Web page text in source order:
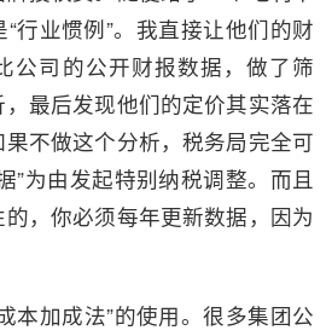
行业惯例”。我直接让他们的财
公司的公开财报数据，做了筛
最后发现他们的定价其实落在
不做这个分析，税务局完全可
”为由发起特别纳税调整。而且
，你必须每年更新数据，因为
本加成法”的使用。很多集团公